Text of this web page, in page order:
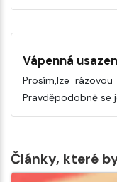
Vápenná
Prosím,lze
Pravděpodobně se
Články, které